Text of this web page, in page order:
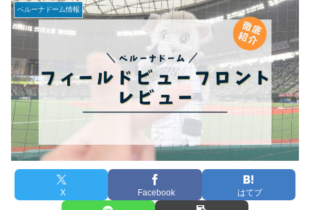
ベルーナドーム情報
X Facebook はてブ